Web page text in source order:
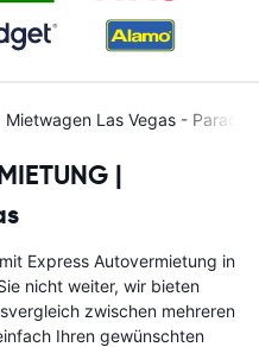
Mietwagen Las Vegas - Paradise
|
Express Autovermietung in
nicht weiter, wir bieten
zwischen mehreren
Ihren gewünschten